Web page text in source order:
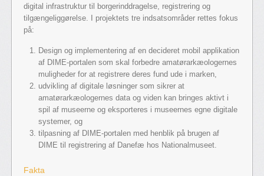
digital infrastruktur til borgerinddragelse, registrering og
tilgængeliggørelse. I projektets tre indsatsområder rettes fokus
på:
Design og implementering af en decideret mobil applikation
af DIME-portalen som skal forbedre amatørarkæologernes
muligheder for at registrere deres fund ude i marken,
udvikling af digitale løsninger som sikrer at
amatørarkæologernes data og viden kan bringes aktivt i
spil af museerne og eksporteres i museernes egne digitale
systemer, og
tilpasning af DIME-portalen med henblik på brugen af
DIME til registrering af Danefæ hos Nationalmuseet.
Fakta